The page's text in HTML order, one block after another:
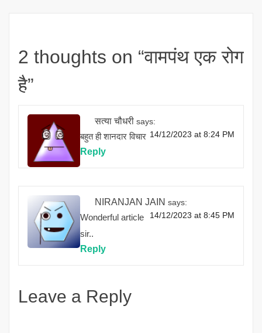
2 thoughts on “वामपंथ एक रोग
है”
सत्या चौधरी says:
14/12/2023 at 8:24 PM
बहुत ही शानदार विचार
Reply
NIRANJAN JAIN says:
14/12/2023 at 8:45 PM
Wonderful article
sir..
Reply
Leave a Reply